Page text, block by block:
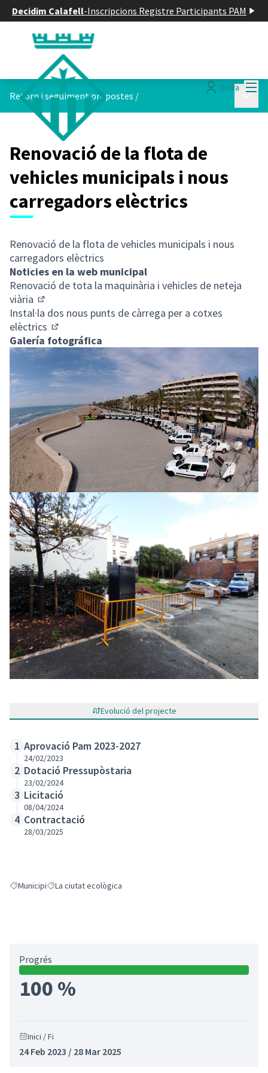
Decidim Calafell-Inscripcions Registre Participants PAM
Entra
Retorn i seguiment propostes /
Renovació de la flota de
vehicles municipals i nous
carregadors elèctrics
Renovació de la flota de vehicles municipals i nous
carregadors elèctrics
Noticies en la web municipal
Renovació de tota la maquinària i vehicles de neteja
viària
(Enllaç extern)
Instal·la dos nous punts de càrrega per a cotxes
elèctrics
(Enllaç extern)
Galería fotográfica
Evolució del projecte
1 Aprovació Pam 2023-2027
24/02/2023
2 Dotació Pressupòstaria
23/02/2024
3 Licitació
08/04/2024
4 Contractació
28/03/2025
Resultats en filtrar per: Municipi
MunicipiResultats en filtrar per: La ciutat ecològica
La ciutat ecològica
Progrés
100 %
Inici / Fi
24 Feb 2023 / 28 Mar 2025